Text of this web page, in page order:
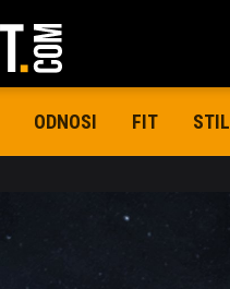
ODNOSI FIT STIL